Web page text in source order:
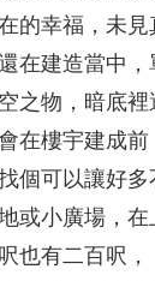
的幸福，未
在建造當中
之物，暗底
在樓宇建成
個可以讓好
或小廣場，
也有二百呎